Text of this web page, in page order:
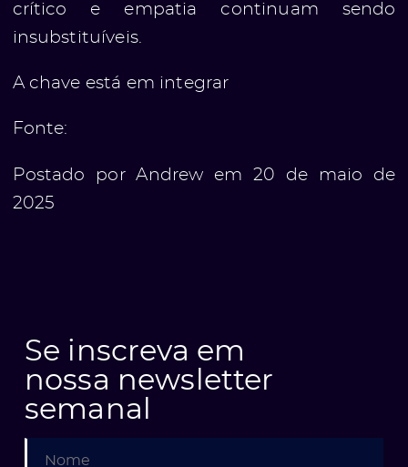
crítico e empatia continuam sendo
insubstituíveis.
A chave está em integrar
Fonte:
Postado por Andrew em 20 de maio de
2025
Se inscreva em
nossa newsletter
semanal